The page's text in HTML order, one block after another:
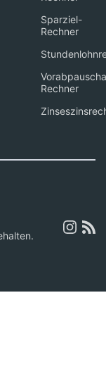
Sparziel-
Rechner
Rechner